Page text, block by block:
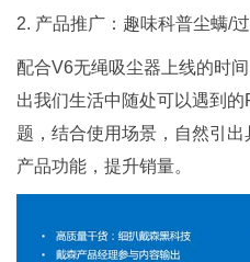
2. 产品推广：趣味科普尘螨/
配合V6无绳吸尘器上线的时
出我们生活中随处可以遇到
题，结合使用场景，自然引
产品功能，提升销量。